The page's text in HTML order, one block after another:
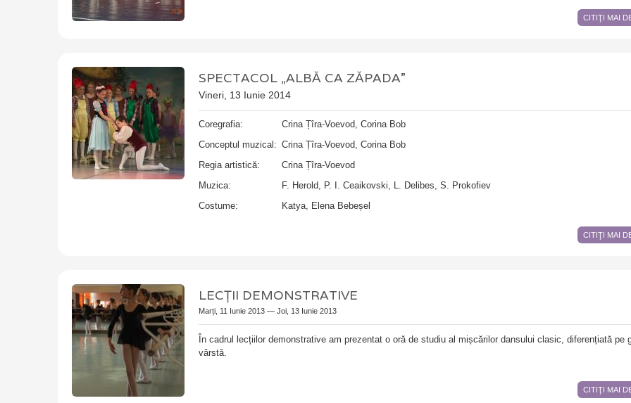
CITIŢI MAI
SPECTACOL „ALBĂ CA ZĂPADA”
Vineri, 13 Iunie 2014
Coregrafia:
Crina Țîra-Voevod, Corina Bob
Conceptul muzical: Crina Țîra-Voevod, Corina Bob
Regia artistică:
Crina Țîra-Voevod
Muzica:
F. Herold, P. I. Ceaikovski, L. Delibes, S. Prokofiev
Costume:
Katya, Elena Bebeșel
CITIŢI MAI
LECȚII DEMONSTRATIVE
Marți, 11 Iunie 2013 — Joi, 13 Iunie 2013
În cadrul lecțiilor demonstrative am prezentat o oră de studiu al mișcărilor dansului clasic, diferențiată pe
vârstă.
CITIŢI MAI